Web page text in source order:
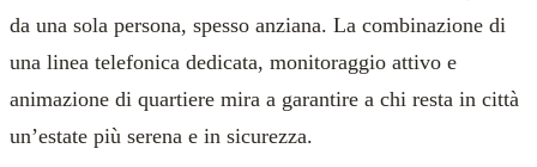
da una sola persona, spesso anziana. La combinazione di
una linea telefonica dedicata, monitoraggio attivo e
animazione di quartiere mira a garantire a chi resta in città
un’estate più serena e in sicurezza.